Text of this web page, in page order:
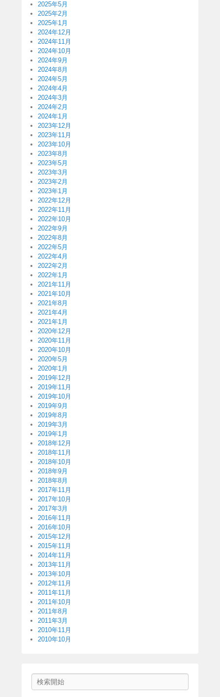
2025年5月
2025年2月
2025年1月
2024年12月
2024年11月
2024年10月
2024年9月
2024年8月
2024年5月
2024年4月
2024年3月
2024年2月
2024年1月
2023年12月
2023年11月
2023年10月
2023年8月
2023年5月
2023年3月
2023年2月
2023年1月
2022年12月
2022年11月
2022年10月
2022年9月
2022年8月
2022年5月
2022年4月
2022年2月
2022年1月
2021年11月
2021年10月
2021年8月
2021年4月
2021年1月
2020年12月
2020年11月
2020年10月
2020年5月
2020年1月
2019年12月
2019年11月
2019年10月
2019年9月
2019年8月
2019年3月
2019年1月
2018年12月
2018年11月
2018年10月
2018年9月
2018年8月
2017年11月
2017年10月
2017年3月
2016年11月
2016年10月
2015年12月
2015年11月
2014年11月
2013年11月
2013年10月
2012年11月
2011年11月
2011年10月
2011年8月
2011年3月
2010年11月
2010年10月
索